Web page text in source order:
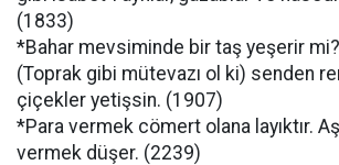
(1833)
*Bahar mevsiminde bir taş yeşerir
(Toprak gibi mütevazı ol ki) senden
çiçekler yetişsin. (1907)
*Para vermek cömert olana layıktır.
vermek düşer. (2239)